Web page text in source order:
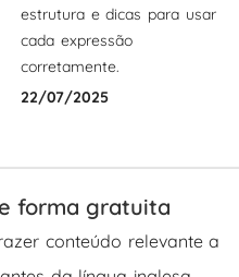
estrutura e dicas para usar
cada expressão
corretamente.
22/07/2025
forma gratuita
conteúdo relevante a